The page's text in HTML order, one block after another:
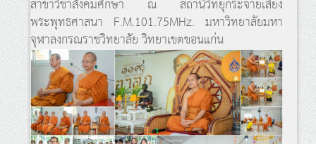
สาขาวิชาสังคมศึกษา ณ สถานีวิทยุกระจายเสียง
พระพุทธศาสนา F.M.101.75MHz. มหาวิทยาลัยมหา
จุฬาลงกรณราชวิทยาลัย วิทยาเขตขอนแก่น